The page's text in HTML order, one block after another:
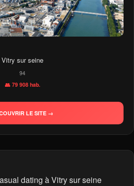
Vitry sur seine
94
👥 79 908 hab.
LE SITE →
dating à Vitry sur seine